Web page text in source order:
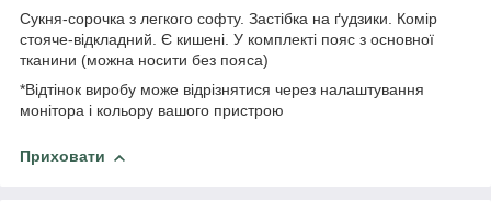
Сукня-сорочка з легкого софту. Застібка на ґудзики. Комір
стояче-відкладний. Є кишені. У комплекті пояс з основної
тканини (можна носити без пояса)
*Відтінок виробу може відрізнятися через налаштування
монітора і кольору вашого пристрою
Приховати